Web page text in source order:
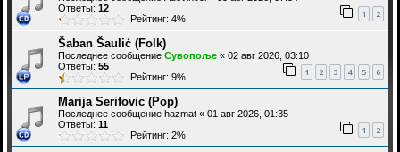
Ответы: 12 1 2
Рейтинг: 4%
Šaban Šaulić (Folk)
Последнее сообщение Сувопоље « 02 авг 2026, 03:10
Ответы: 55 1 2 3 4 5 6
Рейтинг: 9%
Marija Serifovic (Pop)
Последнее сообщение hazmat « 01 авг 2026, 01:35
Ответы: 11 1 2
Рейтинг: 2%